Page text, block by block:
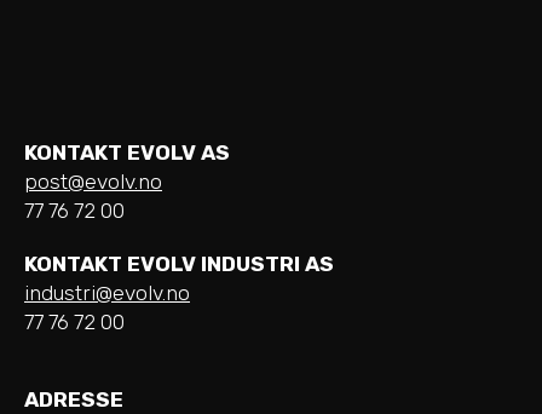
KONTAKT EVOLV AS
post@evolv.no
77 76 72 00
KONTAKT EVOLV INDUSTRI AS
industri@evolv.no
77 76 72 00
ADRESSE